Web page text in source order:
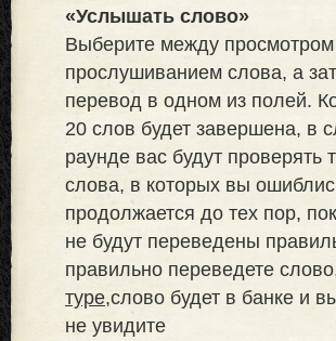
«Услышать слово»
Выберите между
прослушиванием слова, а
перевод в одном из полей.
20 слов будет завершена, в
раунде вас будут проверять
слова, в которых вы
продолжается до тех пор,
не будут переведены
правильно переведете
туре,слово будет в банке и
не увидите